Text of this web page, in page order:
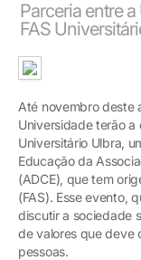
Parceria entre
FAS
Até novembro deste
Universidade terão a
Universitário Ulbra,
Educação da
(ADCE), que tem
(FAS). Esse evento,
discutir a sociedade
de valores que deve
pessoas.